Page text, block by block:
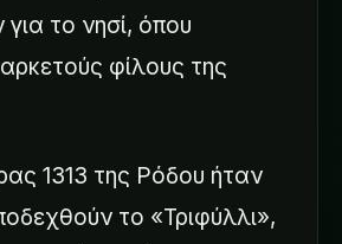
το νησί, όπου
φίλους της
1313 της Ρόδου ήταν
το «Τριφύλλι»,